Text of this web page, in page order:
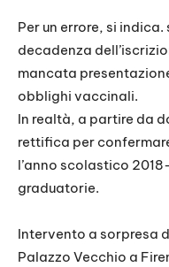
Per un errore, si
decadenza
mancata
obblighi vaccinali.
In realtà, a partire da
rettifica per
l’anno scolastico
graduatorie.
Intervento a sorpresa
Palazzo Vecchio a